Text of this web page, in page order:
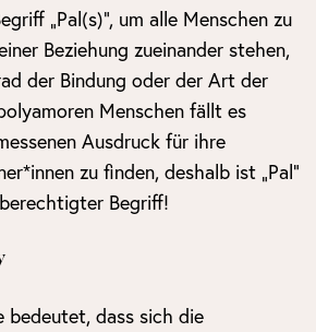
„Pal(s)“, um alle Menschen zu
Beziehung zueinander stehen,
der Bindung oder der Art der
Menschen fällt es
Ausdruck für ihre
zu finden, deshalb ist „Pal“
Begriff!
bedeutet, dass sich die